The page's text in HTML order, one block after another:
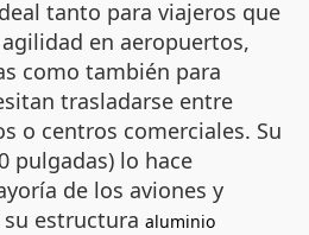
tanto para viajeros que
en aeropuertos,
como también para
trasladarse entre
o centros comerciales. Su
pulgadas) lo hace
de los aviones y
estructura aluminio